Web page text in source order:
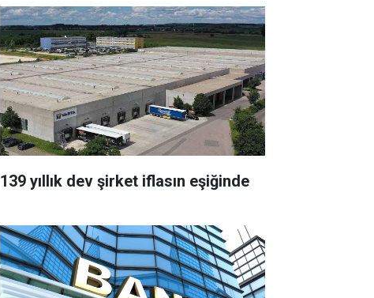
139 yıllık dev şirket iflasın eşiğinde